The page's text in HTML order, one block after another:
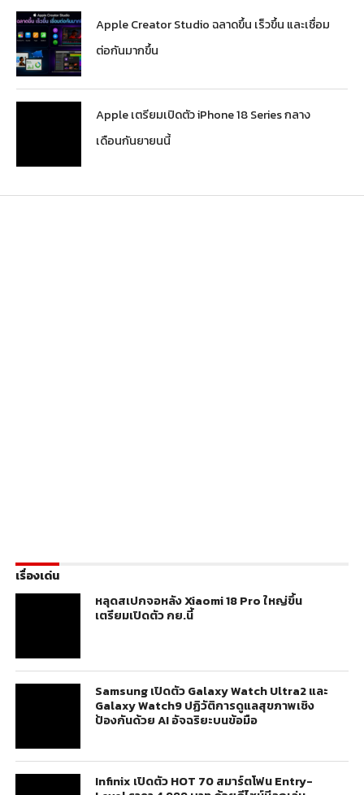
Apple Creator Studio ฉลาดขึ้น เร็วขึ้น และเชื่อม
ต่อกันมากขึ้น
Apple เตรียมเปิดตัว iPhone 18 Series กลาง
เดือนกันยายนนี้
เรื่องเด่น
หลุดสเปกจอหลัง Xiaomi 18 Pro ใหญ่ขึ้น
เตรียมเปิดตัว กย.นี้
Samsung เปิดตัว Galaxy Watch Ultra2 และ
Galaxy Watch9 ปฏิวัติการดูแลสุขภาพเชิง
ป้องกันด้วย AI อัจฉริยะบนข้อมือ
Infinix เปิดตัว HOT 70 สมาร์ตโฟน Entry-